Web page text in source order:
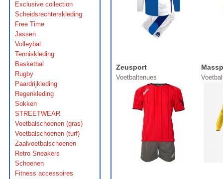
Exclusive collection
Scheidsrechterskleding
Free Time
Jassen
Volleybal
Tenniskleding
Basketbal
Rugby
Paardrijkleding
Regenkleding
Sokken
STREETWEAR
Voetbalschoenen (gras)
Voetbalschoenen (turf)
Zaalvoetbalschoenen
Retro Sneakers
Schoenen
Fitness accessoires
Zeusport
Voetbaltenues